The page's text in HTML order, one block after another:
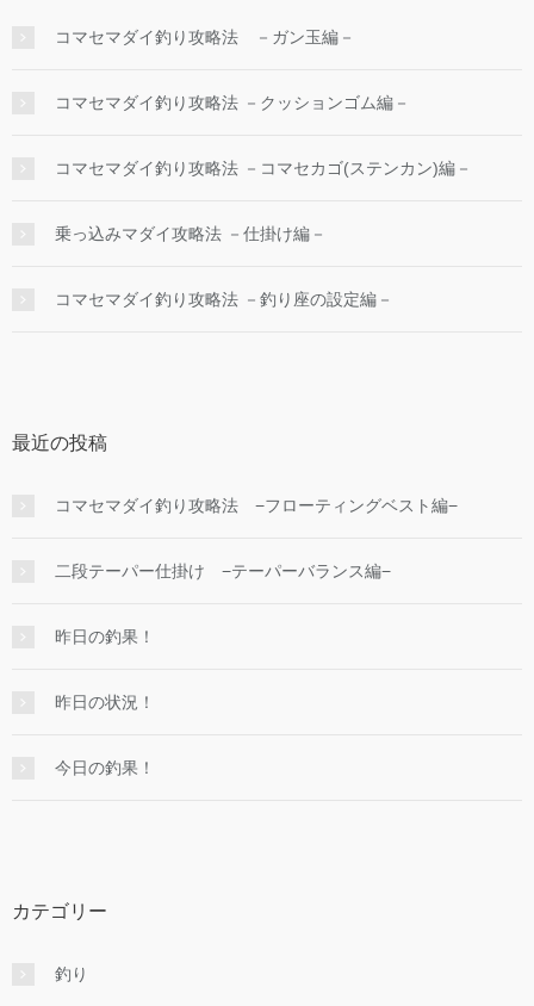
コマセマダイ釣り攻略法 －ガン玉編－
コマセマダイ釣り攻略法 －クッションゴム編－
コマセマダイ釣り攻略法 －コマセカゴ(ステンカン)編－
乗っ込みマダイ攻略法 －仕掛け編－
コマセマダイ釣り攻略法 －釣り座の設定編－
最近の投稿
コマセマダイ釣り攻略法 −フローティングベスト編−
二段テーパー仕掛け −テーパーバランス編−
昨日の釣果！
昨日の状況！
今日の釣果！
カテゴリー
釣り